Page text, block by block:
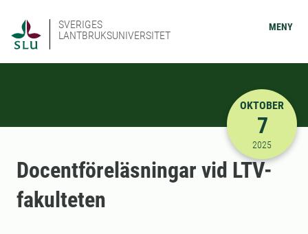
SVERIGES
LANTBRUKSUNIVERSITET
MENY
2025-10-
OKTOBER
7
2025
Docentföreläsningar vid LTV-
fakulteten